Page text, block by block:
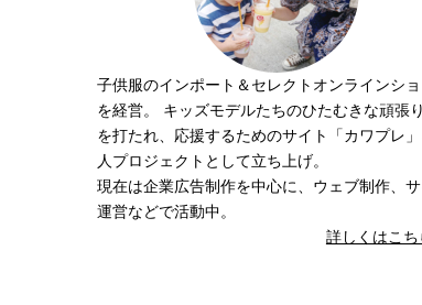
子供服のインポート＆セレクトオンラインシ
を経営。 キッズモデルたちのひたむきな頑張
を打たれ、応援するためのサイト「カワプレ
人プロジェクトとして立ち上げ。
現在は企業広告制作を中心に、ウェブ制作、サ
運営などで活動中。
詳しくはこち